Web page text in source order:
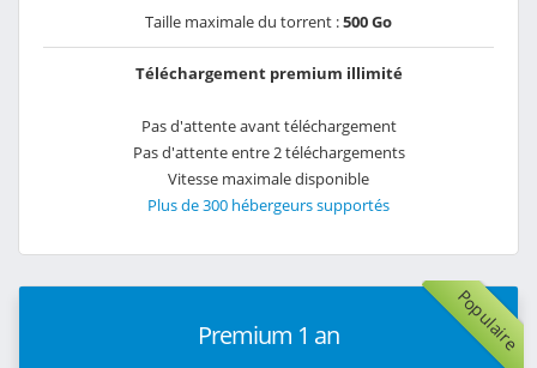
Taille maximale du torrent :500 Go
Téléchargement premium illimité
Pas d'attente avant téléchargement
Pas d'attente entre 2 téléchargements
Vitesse maximale disponible
Plus de 300 hébergeurs supportés
Populaire
Premium 1 an